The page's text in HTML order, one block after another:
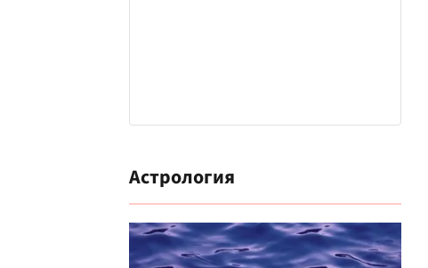
Астрология